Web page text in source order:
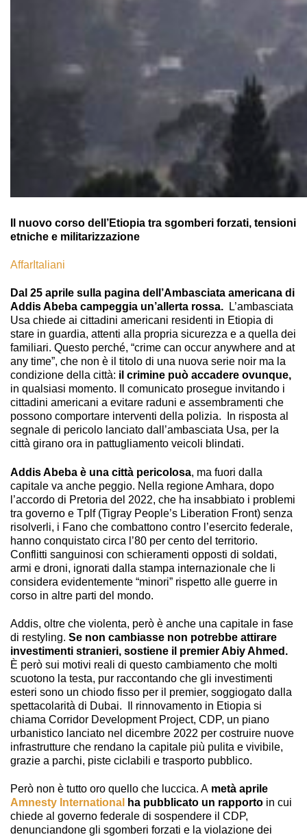
Il nuovo corso dell’Etiopia tra sgomberi forzati, tensioni
etniche e militarizzazione
AffarItaliani
Dal 25 aprile sulla pagina dell’Ambasciata americana di
Addis Abeba campeggia un’allerta rossa.
L’ambasciata
Usa chiede ai cittadini americani residenti in Etiopia di
stare in guardia, attenti alla propria sicurezza e a quella dei
familiari. Questo perché, “crime can occur anywhere and at
any time”, che non è il titolo di una nuova serie noir ma la
condizione della città: il crimine può accadere ovunque,
in qualsiasi momento. Il comunicato prosegue invitando i
cittadini americani a evitare raduni e assembramenti che
possono comportare interventi della polizia. In risposta al
segnale di pericolo lanciato dall’ambasciata Usa, per la
città girano ora in pattugliamento veicoli blindati.
Addis Abeba è una città pericolosa, ma fuori dalla
capitale va anche peggio. Nella regione Amhara, dopo
l’accordo di Pretoria del 2022, che ha insabbiato i problemi
tra governo e Tplf (Tigray People’s Liberation Front) senza
risolverli, i Fano che combattono contro l’esercito federale,
hanno conquistato circa l’80 per cento del territorio.
Conflitti sanguinosi con schieramenti opposti di soldati,
armi e droni, ignorati dalla stampa internazionale che li
considera evidentemente “minori” rispetto alle guerre in
corso in altre parti del mondo.
Addis, oltre che violenta, però è anche una capitale in fase
di restyling. Se non cambiasse non potrebbe attirare
investimenti stranieri, sostiene il premier Abiy Ahmed.
È però sui motivi reali di questo cambiamento che molti
scuotono la testa, pur raccontando che gli investimenti
esteri sono un chiodo fisso per il premier, soggiogato dalla
spettacolarità di Dubai. Il rinnovamento in Etiopia si
chiama Corridor Development Project, CDP, un piano
urbanistico lanciato nel dicembre 2022 per costruire nuove
infrastrutture che rendano la capitale più pulita e vivibile,
grazie a parchi, piste ciclabili e trasporto pubblico.
Però non è tutto oro quello che luccica. A metà aprile
Amnesty International
ha pubblicato un rapporto in cui
chiede al governo federale di sospendere il CDP,
denunciandone gli sgomberi forzati e la violazione dei